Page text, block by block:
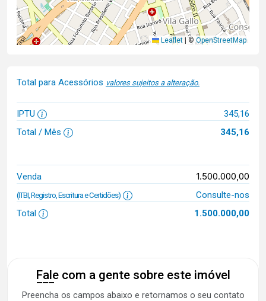
Leaflet | © OpenStreetMap
Total para Acessórios valores sujeitos a alteração.
IPTU
345,16
Total / Mês
345,16
Venda 1.500.000,00
(ITBI, Registro, Escritura e Certidões)
Consulte-nos
Total
1.500.000,00
Fale com a gente sobre este imóvel
Preencha os campos abaixo e retornamos o seu contato